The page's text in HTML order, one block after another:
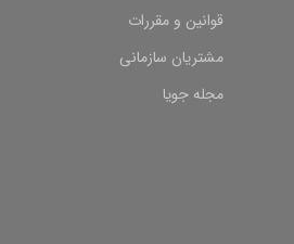
قوانین و مقررات
مشتریان سازمانی
مجله جویا